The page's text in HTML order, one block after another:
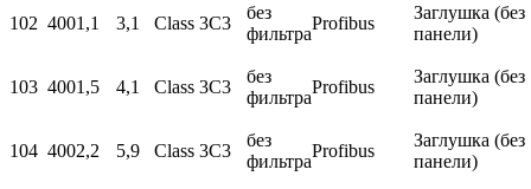
102 4001,1 3,1 Class 3C3
без
фильтра
Profibus
Заглушка (без
панели)
103 4001,5 4,1 Class 3C3
без
фильтра
Profibus
Заглушка (без
панели)
104 4002,2 5,9 Class 3C3
без
фильтра
Profibus
Заглушка (без
панели)